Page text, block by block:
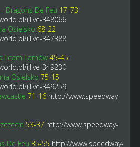
Dragons De Feu 17-73
i,live-348066
Osielsko 68-22
i,live-347388
Team Tarnów 45-45
i,live-349230
Osielsko 75-15
i,live-349259
71-16 http://www.speedway-
53-37 http://www.speedway-
De Feu 35-55 http://www.speedway-